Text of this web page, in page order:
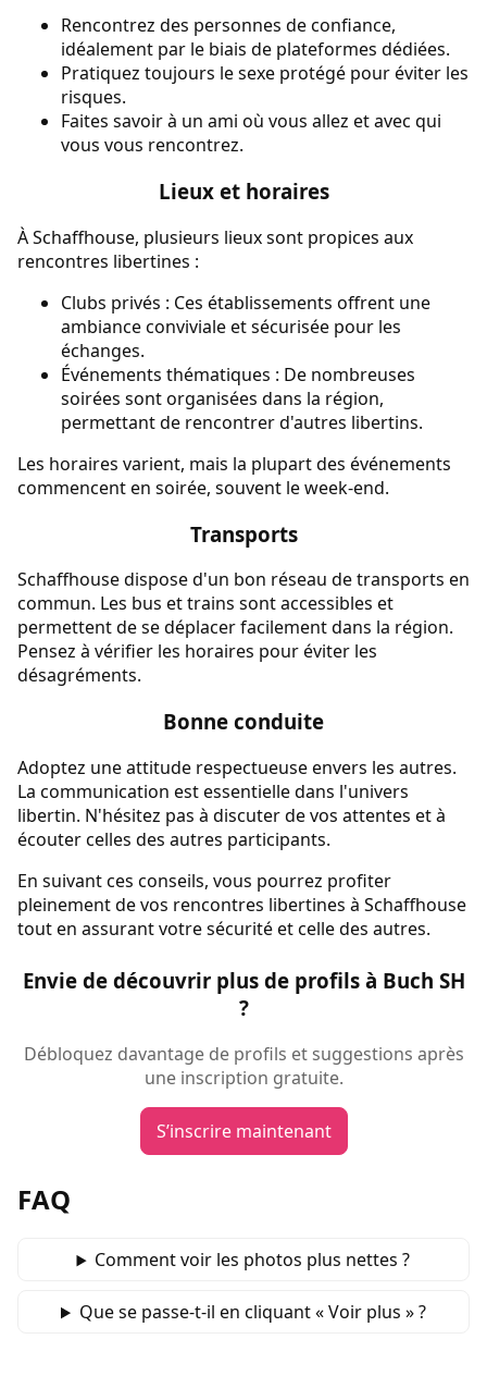
Rencontrez des personnes de confiance,
idéalement par le biais de plateformes dédiées.
Pratiquez toujours le sexe protégé pour éviter les
risques.
Faites savoir à un ami où vous allez et avec qui
vous vous rencontrez.
Lieux et horaires
À Schaffhouse, plusieurs lieux sont propices aux
rencontres libertines :
Clubs privés : Ces établissements offrent une
ambiance conviviale et sécurisée pour les
échanges.
Événements thématiques : De nombreuses
soirées sont organisées dans la région,
permettant de rencontrer d'autres libertins.
Les horaires varient, mais la plupart des événements
commencent en soirée, souvent le week-end.
Transports
Schaffhouse dispose d'un bon réseau de transports en
commun. Les bus et trains sont accessibles et
permettent de se déplacer facilement dans la région.
Pensez à vérifier les horaires pour éviter les
désagréments.
Bonne conduite
Adoptez une attitude respectueuse envers les autres.
La communication est essentielle dans l'univers
libertin. N'hésitez pas à discuter de vos attentes et à
écouter celles des autres participants.
En suivant ces conseils, vous pourrez profiter
pleinement de vos rencontres libertines à Schaffhouse
tout en assurant votre sécurité et celle des autres.
Envie de découvrir plus de profils à Buch SH
?
Débloquez davantage de profils et suggestions après
une inscription gratuite.
S’inscrire maintenant
FAQ
Comment voir les photos plus nettes ?
Que se passe‑t‑il en cliquant « Voir plus » ?